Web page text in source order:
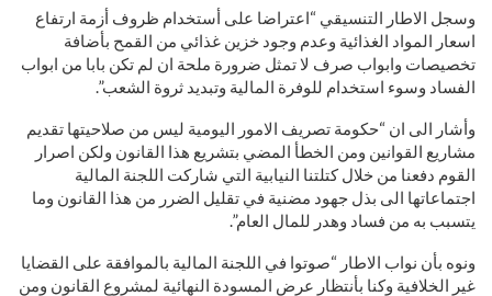
وسجل الاطار التنسيقي “اعتراضا على أستخدام ظروف أزمة ارتفاع
اسعار المواد الغذائية وعدم وجود خزين غذائي من القمح بأضافة
تخصيصات وابواب صرف لا تمثل ضرورة ملحة ان لم تكن بابا من ابواب
الفساد وسوء استخدام للوفرة المالية وتبديد ثروة الشعب”.
وأشار الى ان “حكومة تصريف الامور اليومية ليس من صلاحيتها تقديم
مشاريع القوانين ومن الخطأ المضي بتشريع هذا القانون ولكن اصرار
القوم دفعنا من خلال كتلتنا النيابية التي شاركت اللجنة المالية
اجتماعاتها الى بذل جهود مضنية في تقليل الضرر من هذا القانون وما
يتسبب به من فساد وهدر للمال العام”.
ونوه بأن نواب الاطار “صوتوا في اللجنة المالية بالموافقة على القضايا
غير الخلافية وكنا بأنتظار عرض المسودة النهائية لمشروع القانون ومن